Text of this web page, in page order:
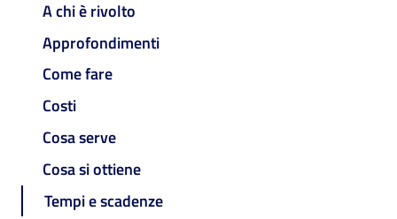
A chi è rivolto
Approfondimenti
Come fare
Costi
Cosa serve
Cosa si ottiene
Tempi e scadenze